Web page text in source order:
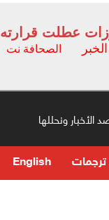
عطلت قرارته
الصحافة نت